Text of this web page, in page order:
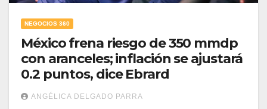
NEGOCIOS 360
México frena riesgo de 350 mmdp
con aranceles; inflación se ajustará
0.2 puntos, dice Ebrard
ANGÉLICA DELGADO PARRA